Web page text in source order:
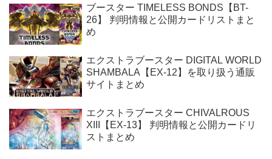
ブースター TIMELESS BONDS【BT-
26】 判明情報と公開カードリストまと
め
エクストラブースター DIGITAL WORLD
SHAMBALA【EX-12】を取り扱う通販
サイトまとめ
エクストラブースター CHIVALROUS
XIII【EX-13】 判明情報と公開カードリ
ストまとめ